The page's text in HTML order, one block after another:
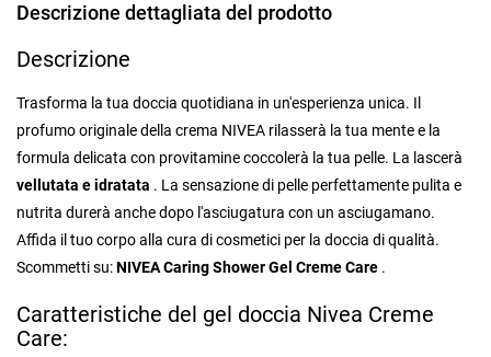
Descrizione dettagliata del prodotto
Descrizione
Trasforma la tua doccia quotidiana in un'esperienza unica. Il
profumo originale della crema NIVEA rilasserà la tua mente e la
formula delicata con provitamine coccolerà la tua pelle. La lascerà
vellutata e idratata . La sensazione di pelle perfettamente pulita e
nutrita durerà anche dopo l'asciugatura con un asciugamano.
Affida il tuo corpo alla cura di cosmetici per la doccia di qualità.
Scommetti su:NIVEA Caring Shower Gel Creme Care .
Caratteristiche del gel doccia Nivea Creme
Care: